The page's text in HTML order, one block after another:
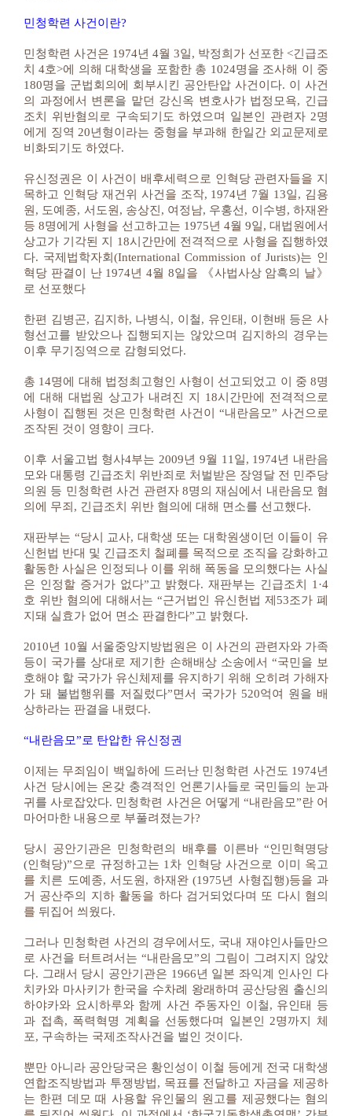
민청학련 사건이란?
민청학련 사건은 1974년 4월 3일, 박정희가 선포한 <긴급조
치 4호>에 의해 대학생을 포함한 총 1024명을 조사해 이 중
180명을 군법회의에 회부시킨 공안탄압 사건이다. 이 사건
의 과정에서 변론을 맡던 강신옥 변호사가 법정모욕, 긴급
조치 위반혐의로 구속되기도 하였으며 일본인 관련자 2명
에게 징역 20년형이라는 중형을 부과해 한일간 외교문제로
비화되기도 하였다.
유신정권은 이 사건이 배후세력으로 인혁당 관련자들을 지
목하고 인혁당 재건위 사건을 조작, 1974년 7월 13일, 김용
원, 도예종, 서도원, 송상진, 여정남, 우홍선, 이수병, 하재완
등 8명에게 사형을 선고하고는 1975년 4월 9일, 대법원에서
상고가 기각된 지 18시간만에 전격적으로 사형을 집행하였
다. 국제법학자회(International Commission of Jurists)는 인
혁당 판결이 난 1974년 4월 8일을 《사법사상 암흑의 날》
로 선포했다
한편 김병곤, 김지하, 나병식, 이철, 유인태, 이현배 등은 사
형선고를 받았으나 집행되지는 않았으며 김지하의 경우는
이후 무기징역으로 감형되었다.
총 14명에 대해 법정최고형인 사형이 선고되었고 이 중 8명
에 대해 대법원 상고가 내려진 지 18시간만에 전격적으로
사형이 집행된 것은 민청학련 사건이 “내란음모” 사건으로
조작된 것이 영향이 크다.
이후 서울고법 형사4부는 2009년 9월 11일, 1974년 내란음
모와 대통령 긴급조치 위반죄로 처벌받은 장영달 전 민주당
의원 등 민청학련 사건 관련자 8명의 재심에서 내란음모 혐
의에 무죄, 긴급조치 위반 혐의에 대해 면소를 선고했다.
재판부는 “당시 교사, 대학생 또는 대학원생이던 이들이 유
신헌법 반대 및 긴급조치 철폐를 목적으로 조직을 강화하고
활동한 사실은 인정되나 이를 위해 폭동을 모의했다는 사실
은 인정할 증거가 없다”고 밝혔다. 재판부는 긴급조치 1·4
호 위반 혐의에 대해서는 “근거법인 유신헌법 제53조가 폐
지돼 실효가 없어 면소 판결한다”고 밝혔다.
2010년 10월 서울중앙지방법원은 이 사건의 관련자와 가족
등이 국가를 상대로 제기한 손해배상 소송에서 “국민을 보
호해야 할 국가가 유신체제를 유지하기 위해 오히려 가해자
가 돼 불법행위를 저질렀다”면서 국가가 520억여 원을 배
상하라는 판결을 내렸다.
“내란음모”로 탄압한 유신정권
이제는 무죄임이 백일하에 드러난 민청학련 사건도 1974년
사건 당시에는 온갖 충격적인 언론기사들로 국민들의 눈과
귀를 사로잡았다. 민청학련 사건은 어떻게 “내란음모”란 어
마어마한 내용으로 부풀려졌는가?
당시 공안기관은 민청학련의 배후를 이른바 “인민혁명당
(인혁당)”으로 규정하고는 1차 인혁당 사건으로 이미 옥고
를 치른 도예종, 서도원, 하재완 (1975년 사형집행)등을 과
거 공산주의 지하 활동을 하다 검거되었다며 또 다시 혐의
를 뒤집어 씌웠다.
그러나 민청학련 사건의 경우에서도, 국내 재야인사들만으
로 사건을 터트려서는 “내란음모”의 그림이 그려지지 않았
다. 그래서 당시 공안기관은 1966년 일본 좌익계 인사인 다
치카와 마사키가 한국을 수차례 왕래하며 공산당원 출신의
하야카와 요시하루와 함께 사건 주동자인 이철, 유인태 등
과 접촉, 폭력혁명 계획을 선동했다며 일본인 2명까지 체
포, 구속하는 국제조작사건을 벌인 것이다.
뿐만 아니라 공안당국은 황인성이 이철 등에게 전국 대학생
연합조직방법과 투쟁방법, 목표를 전달하고 자금을 제공하
는 한편 데모 때 사용할 유인물의 원고를 제공했다는 혐의